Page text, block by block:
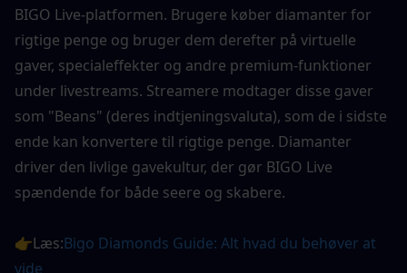
BIGO Live-platformen. Brugere køber diamanter for
rigtige penge og bruger dem derefter på virtuelle
gaver, specialeffekter og andre premium-funktioner
under livestreams. Streamere modtager disse gaver
som "Beans" (deres indtjeningsvaluta), som de i sidste
ende kan konvertere til rigtige penge. Diamanter
driver den livlige gavekultur, der gør BIGO Live
spændende for både seere og skabere.
👉Læs:Bigo Diamonds Guide: Alt hvad du behøver at
vide